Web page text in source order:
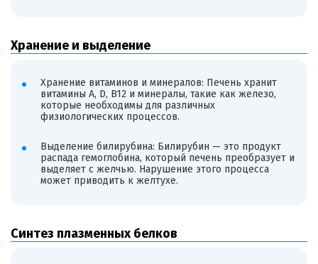
Хранение и выделение
Хранение витаминов и минералов: Печень хранит
витамины A, D, B12 и минералы, такие как железо,
которые необходимы для различных
физиологических процессов.
Выделение билирубина: Билирубин — это продукт
распада гемоглобина, который печень преобразует и
выделяет с желчью. Нарушение этого процесса
может приводить к желтухе.
Синтез плазменных белков